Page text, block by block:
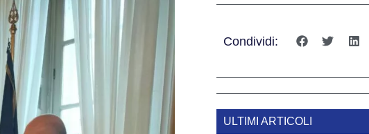
Condividi:
ULTIMI ARTICOLI